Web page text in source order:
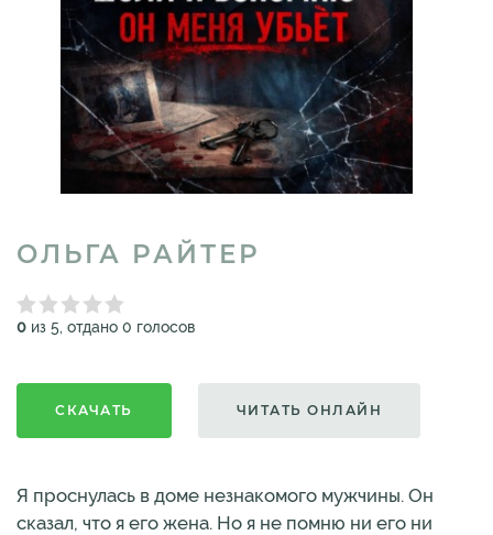
ОЛЬГА РАЙТЕР
0 из 5, отдано 0 голосов
СКАЧАТЬ ЧИТАТЬ ОНЛАЙН
Я проснулась в доме незнакомого мужчины. Он
сказал, что я его жена. Но я не помню ни его ни